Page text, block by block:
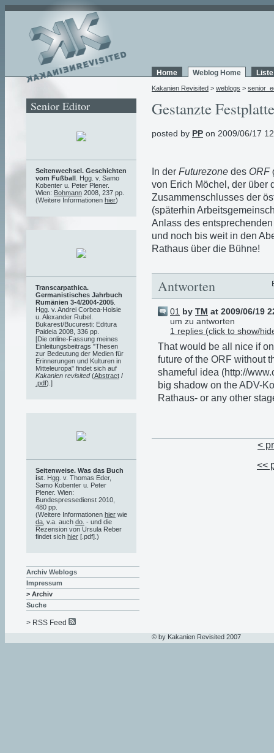
Home Weblog Home
Kakanien Revisited > weblogs >
Gestanzte
posted by PP on 2009/06/17
In der Futurezone des ORF
von Erich Möchel, der über
Zusammenschlusses der
(späterhin
Anlass des
und noch bis weit in den
Rathaus über die Bühne!
Antworten
01 by TM at 2009/06/19
um zu antworten
1 replies (click to show/
That would be all nice if
future of the ORF without
shameful idea (http://
big shadow on the ADV-
Rathaus- or any other
<
<<
Senior Editor
Seitenwechsel. Geschichten
vom Fußball . Hgg. v. Samo
Kobenter u. Peter Plener.
Wien: Bohmann 2008, 237 pp.
(Weitere Informationen hier)
Transcarpathica.
Germanistisches Jahrbuch
Rumänien 3-4/2004-2005
Hgg. v. Andrei Corbea-Hoisie
u. Alexander Rubel.
Bukarest/Bucuresti: Editura
Paideia 2008, 336 pp.
[Die online-Fassung meines
Einleitungsbeitrags "Thesen
zur Bedeutung der Medien für
Erinnerungen und Kulturen in
Mitteleuropa" findet sich auf
Kakanien revisited(Abstract /
.pdf).]
Seitenweise. Was das Buch
ist . Hgg. v. Thomas Eder,
Samo Kobenter u. Peter
Plener. Wien:
Bundespressedienst 2010,
480 pp.
(Weitere Informationen hier wie
da , v.a. auch do. - und die
Rezension von Ursula Reber
findet sich hier [.pdf].)
Archiv Weblogs
Impressum
> Archiv
Suche
> RSS Feed
© by Kakanien Revisited 2007